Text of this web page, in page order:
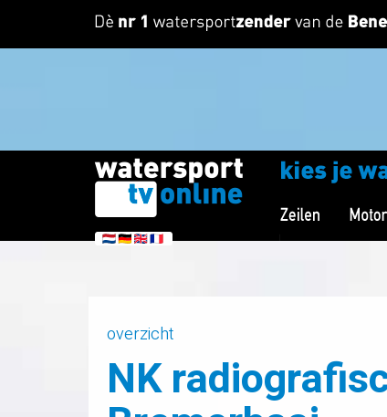
overzicht
NK